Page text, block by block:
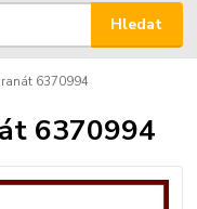
Hledat
6370994
6370994